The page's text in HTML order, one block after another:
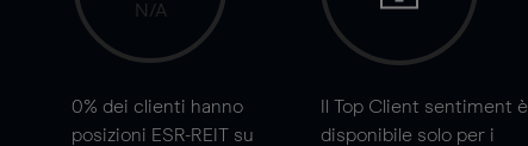
N/A
0% dei clienti hanno
posizioni ESR-REIT su
Il Top Client sentiment è
disponibile solo per i